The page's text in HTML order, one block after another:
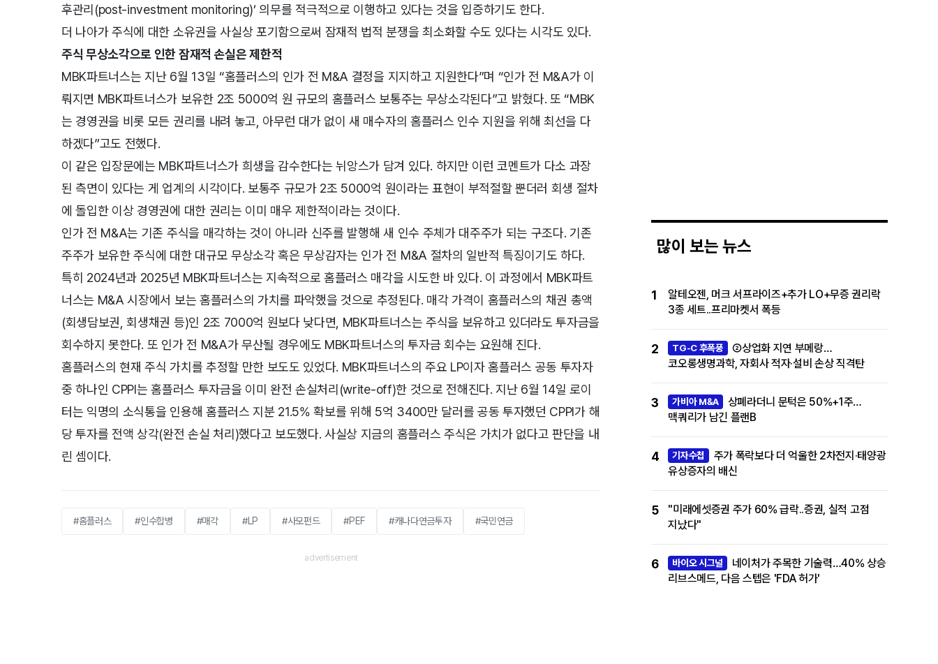
후관리(post-investment monitoring)’ 의무를 적극적으로 이행하고 있다는 것을 입증하기도 한다.
더 나아가 주식에 대한 소유권을 사실상 포기함으로써 잠재적 법적 분쟁을 최소화할 수도 있다는 시각도 있다.
주식 무상소각으로 인한 잠재적 손실은 제한적
MBK파트너스는 지난 6월 13일 “홈플러스의 인가 전 M&A 결정을 지지하고 지원한다”며 “인가 전 M&A가 이
뤄지면 MBK파트너스가 보유한 2조 5000억 원 규모의 홈플러스 보통주는 무상소각된다”고 밝혔다. 또 “MBK
는 경영권을 비롯 모든 권리를 내려 놓고, 아무런 대가 없이 새 매수자의 홈플러스 인수 지원을 위해 최선을 다
하겠다”고도 전했다.
이 같은 입장문에는 MBK파트너스가 희생을 감수한다는 뉘앙스가 담겨 있다. 하지만 이런 코멘트가 다소 과장
된 측면이 있다는 게 업계의 시각이다. 보통주 규모가 2조 5000억 원이라는 표현이 부적절할 뿐더러 회생 절차
에 돌입한 이상 경영권에 대한 권리는 이미 매우 제한적이라는 것이다.
인가 전 M&A는 기존 주식을 매각하는 것이 아니라 신주를 발행해 새 인수 주체가 대주주가 되는 구조다. 기존
주주가 보유한 주식에 대한 대규모 무상소각 혹은 무상감자는 인가 전 M&A 절차의 일반적 특징이기도 하다.
특히 2024년과 2025년 MBK파트너스는 지속적으로 홈플러스 매각을 시도한 바 있다. 이 과정에서 MBK파트
너스는 M&A 시장에서 보는 홈플러스의 가치를 파악했을 것으로 추정된다. 매각 가격이 홈플러스의 채권 총액
(회생담보권, 회생채권 등)인 2조 7000억 원보다 낮다면, MBK파트너스는 주식을 보유하고 있더라도 투자금을
회수하지 못한다. 또 인가 전 M&A가 무산될 경우에도 MBK파트너스의 투자금 회수는 요원해 진다.
홈플러스의 현재 주식 가치를 추정할 만한 보도도 있었다. MBK파트너스의 주요 LP이자 홈플러스 공동 투자자
중 하나인 CPPI는 홈플러스 투자금을 이미 완전 손실처리(write-off)한 것으로 전해진다. 지난 6월 14일 로이
터는 익명의 소식통을 인용해 홈플러스 지분 21.5% 확보를 위해 5억 3400만 달러를 공동 투자했던 CPPI가 해
당 투자를 전액 상각(완전 손실 처리)했다고 보도했다. 사실상 지금의 홈플러스 주식은 가치가 없다고 판단을 내
린 셈이다.
#홈플러스 #인수합병 #매각 #LP #사모펀드 #PEF #캐나다연금투자 #국민연금
많이 보는 뉴스
1
알테오젠, 머크 서프라이즈+추가 LO+무증 권리락
3종 세트..프리마켓서 폭등
2 TG-C 후폭풍
②상업화 지연 부메랑…
코오롱생명과학, 자회사 적자·설비 손상 직격탄
3 가비아 M&A
상폐라더니 문턱은 50%+1주…
맥쿼리가 남긴 플랜B
4 기자수첩
주가 폭락보다 더 억울한 2차전지·태양광
유상증자의 배신
5
"미래에셋증권 주가 60% 급락..증권, 실적 고점
지났다"
6 바이오 시그널
네이처가 주목한 기술력…40% 상승
리브스메드, 다음 스텝은 'FDA 허가'